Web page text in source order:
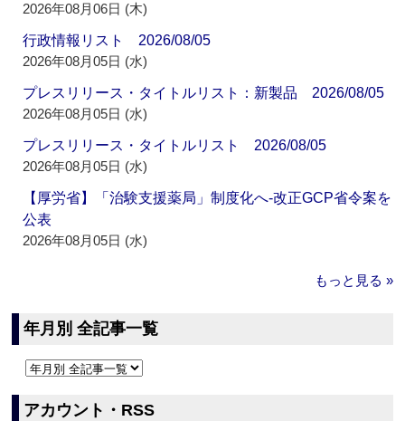
2026年08月06日 (木)
行政情報リスト 2026/08/05
2026年08月05日 (水)
プレスリリース・タイトルリスト：新製品 2026/08/05
2026年08月05日 (水)
プレスリリース・タイトルリスト 2026/08/05
2026年08月05日 (水)
【厚労省】「治験支援薬局」制度化へ‐改正GCP省令案を
公表
2026年08月05日 (水)
もっと見る »
年月別 全記事一覧
アカウント・RSS